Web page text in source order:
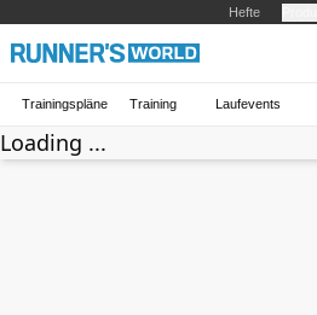
Hefte
Trainingspläne Training Laufevents
Loading ...